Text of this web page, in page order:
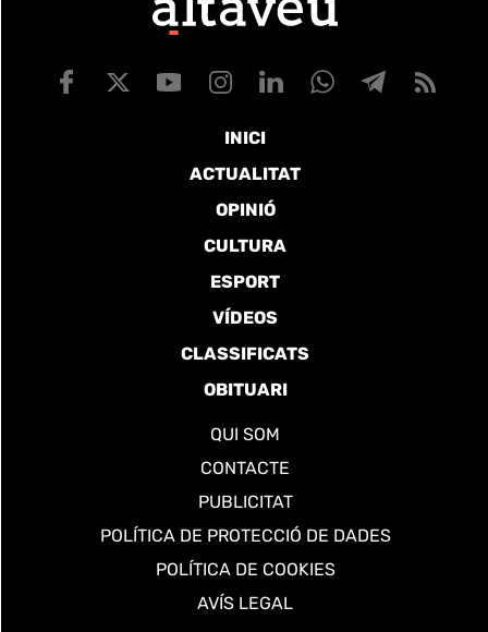
INICI
ACTUALITAT
OPINIÓ
CULTURA
ESPORT
VÍDEOS
CLASSIFICATS
OBITUARI
QUI SOM
CONTACTE
PUBLICITAT
POLÍTICA DE PROTECCIÓ DE DADES
POLÍTICA DE COOKIES
AVÍS LEGAL